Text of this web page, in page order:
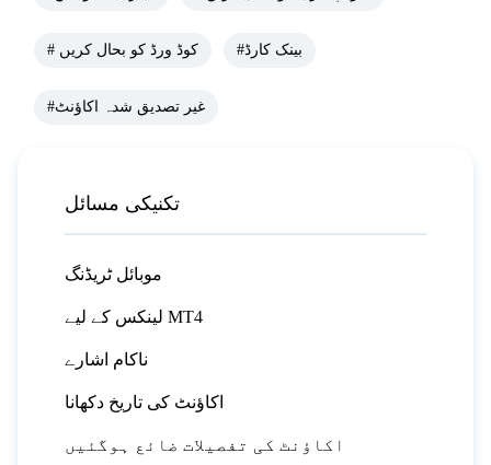
# کوڈ ورڈ کو بحال کریں #بینک کارڈ
#غیر تصدیق شدہ اکاؤنٹ
تکنیکی مسائل
موبائل ٹریڈنگ
لینکس کے لیے MT4
ناکام اشارے
اکاؤنٹ کی تاریخ دکھانا
اکاؤنٹ کی تفصیلات ضائع ہوگئیں